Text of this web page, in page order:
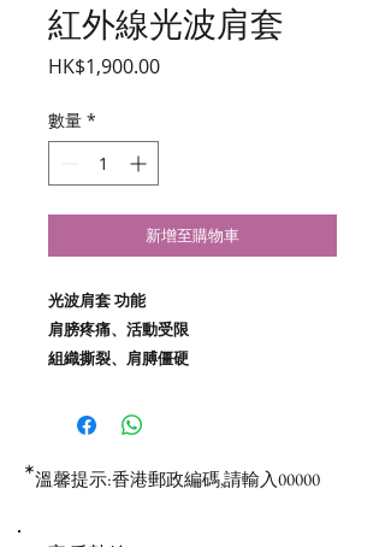
紅外線光波肩套
HK$1,900.00價
數量 *
新增至購物車
光波肩套 功能
肩膀疼痛、活動受限
組織撕裂、肩膊僵硬
*溫馨提示:香港郵政編碼,請輸入00000